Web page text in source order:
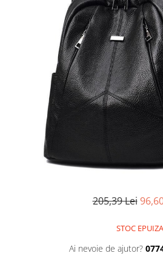
205,39 Lei
STOC
Ai nevoie de ajutor?